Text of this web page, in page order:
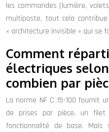
les commandes (lumière,
multiposte, tout cela
« architecture invisible » qui se
Comment
électriques selon
combien par
La norme NF C 15-100 fournit
de prises par pièce, un
fonctionnalité de base.